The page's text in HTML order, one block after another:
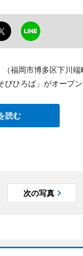
福岡市博多区下川
ひろば」がオープン
読む
次の写真